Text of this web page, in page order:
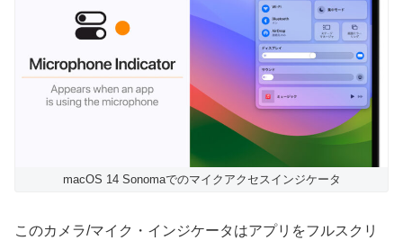
macOS 14 Sonomaでのマイクアクセスインジケータ
このカメラ/マイク・インジケータはアプリをフルスクリ